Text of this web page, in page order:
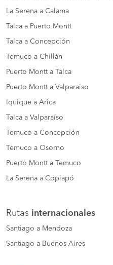
La Serena a Calama
Talca a Puerto Montt
Talca a Concepción
Temuco a Chillán
Puerto Montt a Talca
Puerto Montt a Valparaiso
Iquique a Arica
Talca a Valparaíso
Temuco a Concepción
Temuco a Osorno
Puerto Montt a Temuco
La Serena a Copiapó
Rutas internacionales
Santiago a Mendoza
Santiago a Buenos Aires